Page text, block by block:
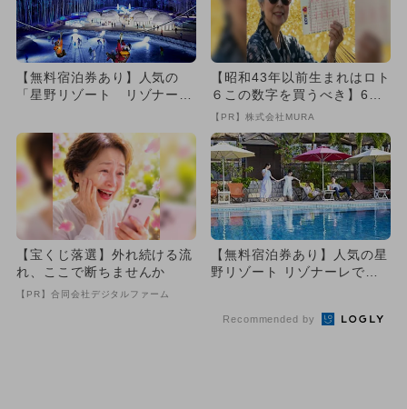
【無料宿泊券あり】人気の
「星野リゾート リゾナー
【昭和43年以前生まれはロト
６この数字を買うべき】6つ
の数字が「完全一致」する
【PR】株式会社MURA
【宝くじ落選】外れ続ける流
れ、ここで断ちませんか
【PR】合同会社デジタルファーム
【無料宿泊券あり】人気の星
野リゾート リゾナーレで夏
Recommended by